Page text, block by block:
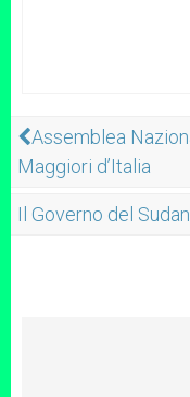
Assemblea
Maggiori d’Italia
Il Governo del